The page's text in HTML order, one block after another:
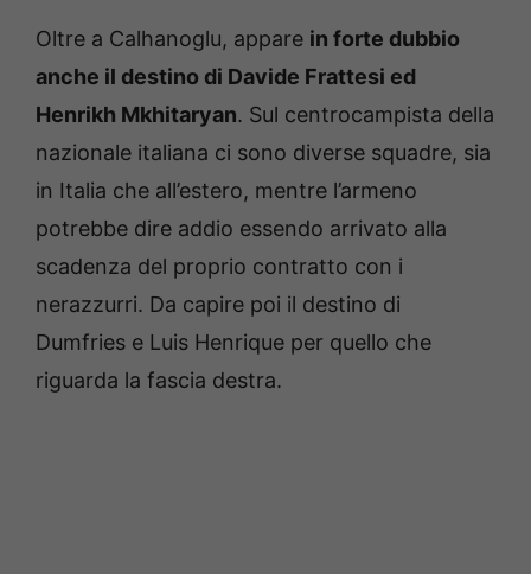
Oltre a Calhanoglu, appare in forte dubbio
anche il destino di Davide Frattesi ed
Henrikh Mkhitaryan. Sul centrocampista della
nazionale italiana ci sono diverse squadre, sia
in Italia che all’estero, mentre l’armeno
potrebbe dire addio essendo arrivato alla
scadenza del proprio contratto con i
nerazzurri. Da capire poi il destino di
Dumfries e Luis Henrique per quello che
riguarda la fascia destra.